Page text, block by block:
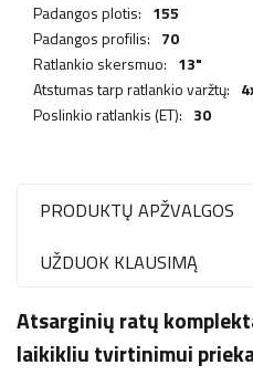
Padangos plotis: 155
Padangos profilis: 70
Ratlankio skersmuo: 13"
Atstumas tarp ratlankio varžtų:
Poslinkio ratlankis (ET): 30
PRODUKTŲ APŽVALGOS
UŽDUOK KLAUSIMĄ
Atsarginių ratų
laikikliu tvirtinimui